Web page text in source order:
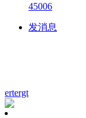
45006
发消息
ertergt